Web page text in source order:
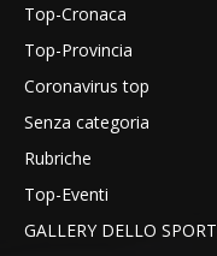
Top-Cronaca
Top-Provincia
Coronavirus top
Senza categoria
Rubriche
Top-Eventi
GALLERY DELLO SPORT